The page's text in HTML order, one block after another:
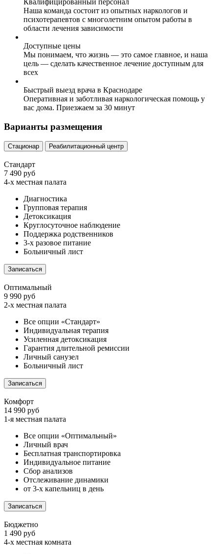
Наша команда состоит из опытных наркологов и
психотерапевтов с многолетним опытом работы в
области лечения зависимости
Доступные цены
Мы понимаем, что жизнь — это самое главное, и наша
цель — сделать качественное лечение доступным для
всех
Быстрый выезд врача в Краснодаре
Оперативная и заботливая наркологическая помощь у
вас дома. Приезжаем за 30 минут
Варианты размещения
Стационар Реабилитационный центр
Стандарт
7 490 руб
4-х местная палата
Диагностика
Групповая терапия
Детоксикация
Круглосуточное наблюдение
Поддержка родственников
3-х разовое питание
Больничный лист
Записаться
Оптимальный
9 990 руб
2-х местная палата
Все опции «Стандарт»
Индивидуальная терапия
Усиленная детоксикация
Гарантия длительной ремиссии
Личный санузел
Больничный лист
Записаться
Комфорт
14 990 руб
1-я местная палата
Все опции «Оптимальный»
Личный врач
Бесплатная транспортировка
Индивидуальное питание
Сбор анализов
Отслеживание динамики
от 3-х капельниц в день
Записаться
Бюджетно
1 490 руб
4-х местная комната